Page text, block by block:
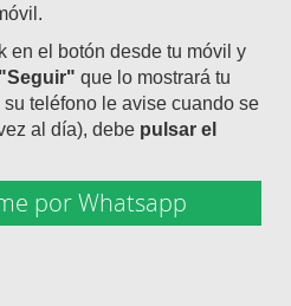
en el botón desde tu móvil y
"Seguir" que lo mostrará tu
teléfono le avise cuando se
al día), debe pulsar el
por Whatsapp